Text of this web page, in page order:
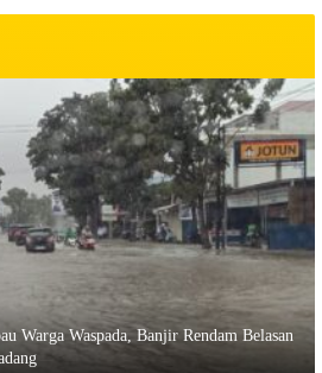
Warga Waspada, Banjir Rendam Belasan